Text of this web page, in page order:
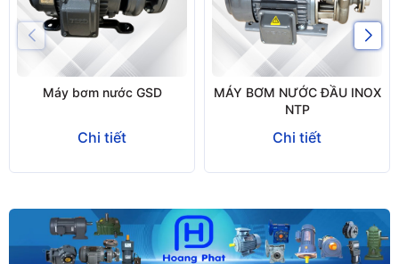
Máy bơm nước GSD
Chi tiết
MÁY BƠM NƯỚC ĐẦU INOX
NTP
Chi tiết